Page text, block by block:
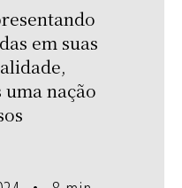
em suas
nação